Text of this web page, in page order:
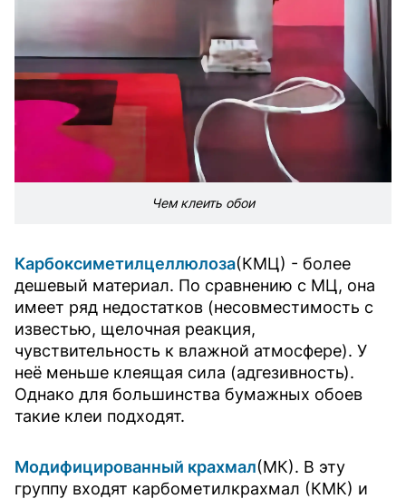
Чем клеить обои
Карбоксиметилцеллюлоза(КМЦ) - более
дешевый материал. По сравнению с МЦ, она
имеет ряд недостатков (несовместимость с
известью, щелочная реакция,
чувствительность к влажной атмосфере). У
неё меньше клеящая сила (адгезивность).
Однако для большинства бумажных обоев
такие клеи подходят.
Модифицированный крахмал(МК). В эту
группу входят карбометилкрахмал (КМК) и